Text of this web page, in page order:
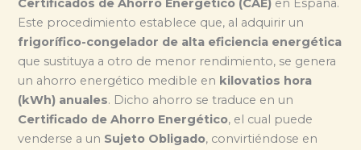
Certificados de Ahorro Energético (CAE) en España.
Este procedimiento establece que, al adquirir un
frigorífico-congelador de alta eficiencia energética
que sustituya a otro de menor rendimiento, se genera
un ahorro energético medible en kilovatios hora
(kWh) anuales. Dicho ahorro se traduce en un
Certificado de Ahorro Energético, el cual puede
venderse a un Sujeto Obligado, convirtiéndose en